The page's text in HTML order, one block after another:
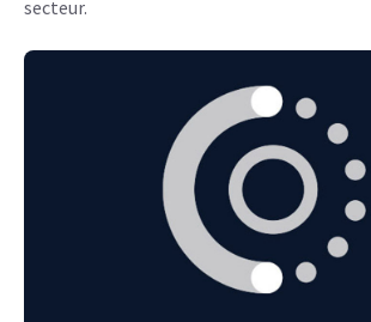
secteur.